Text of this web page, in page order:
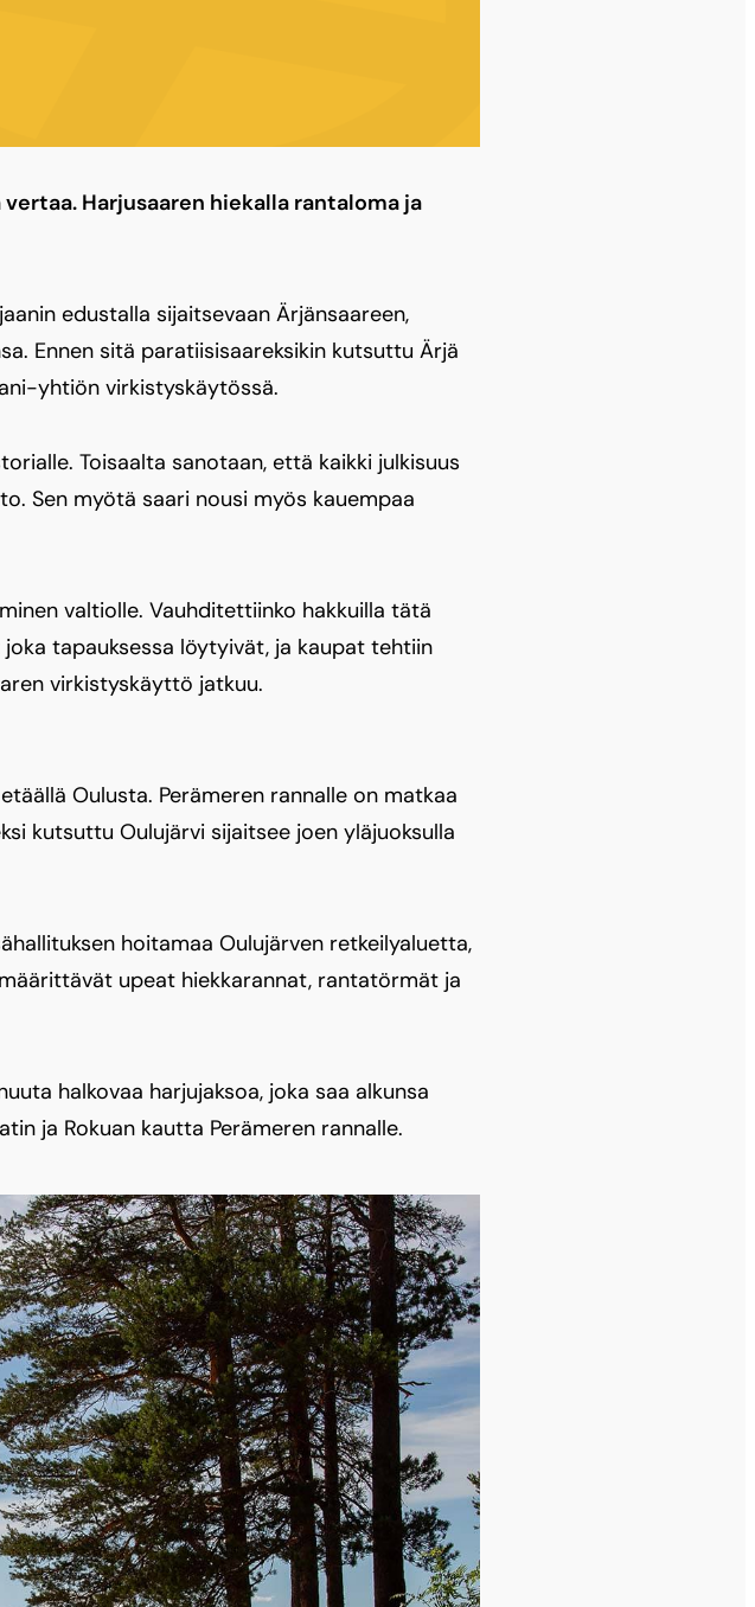
Harjusaaren hiekalla rantaloma ja
edustalla sijaitsevaan Ärjänsaareen,
Ennen sitä paratiisisaareksikin kutsuttu Ärjä
yhtiön virkistyskäytössä.
Toisaalta sanotaan, että kaikki julkisuus
Sen myötä saari nousi myös kauempaa
valtiolle. Vauhditettiinko hakkuilla tätä
tapauksessa löytyivät, ja kaupat tehtiin
virkistyskäyttö jatkuu.
Oulusta. Perämeren rannalle on matkaa
kutsuttu Oulujärvi sijaitsee joen yläjuoksulla
hoitamaa Oulujärven retkeilyaluetta,
upeat hiekkarannat, rantatörmät ja
halkovaa harjujaksoa, joka saa alkunsa
ja Rokuan kautta Perämeren rannalle.